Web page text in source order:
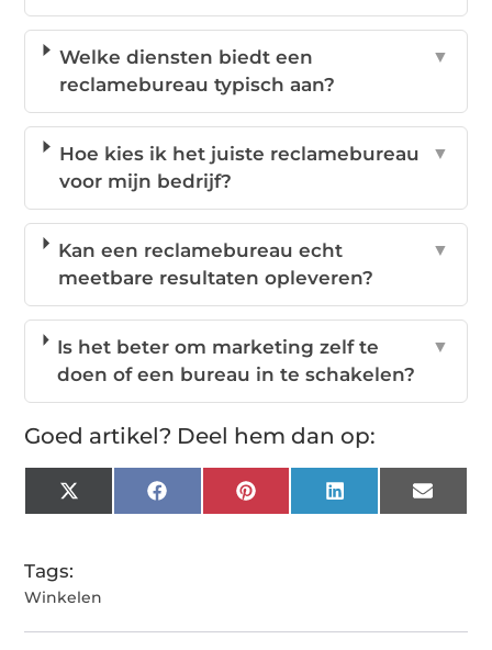
Welke diensten biedt een
reclamebureau typisch aan?
▼
Hoe kies ik het juiste reclamebureau
voor mijn bedrijf?
▼
Kan een reclamebureau echt
meetbare resultaten opleveren?
▼
Is het beter om marketing zelf te
doen of een bureau in te schakelen?
▼
Goed artikel? Deel hem dan op:
X
(Twitter)
FacebookPinterest LinkedIn Email
Tags:
Winkelen